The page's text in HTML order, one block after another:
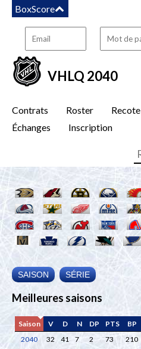
BoxScore
VHLQ 2040
Contrats Roster Recote
Échanges
Inscription
SAISON SÉRIE
Meilleures saisons
Saison V D N DP PTS BP
2040
32 41 7 2 73 210